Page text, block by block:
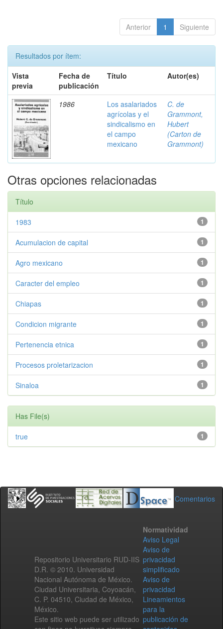
Anterior 1 Siguiente
Resultados por ítem:
Vista
previa
Fecha de
publicación
Título Autor(es)
1986
Los asalariados
agrícolas y el
sindicalismo en
el campo
mexicano
C. de
Grammont,
Hubert
(Carton de
Grammont)
Otras opciones relacionadas
Título
1
1983
1
Acumulacion de capital
1
Agro mexicano
1
Caracter del empleo
1
Chiapas
1
Condicion migrante
1
Pertenencia etnica
1
Procesos proletarizacion
1
Sinaloa
Has File(s)
1
true
Comentarios
Repositorio Universitario RUD-IIS
D.R. © 2010. Universidad
Nacional Autónoma de México.
Ciudad Universitaria, Coyoacán,
C. P. 04510, Ciudad de México,
México.
Este sitio web puede ser utilizado
Normatividad
Aviso Legal
Aviso de
privacidad
simplificado
Aviso de
privacidad
Lineamientos
para la
publicación de